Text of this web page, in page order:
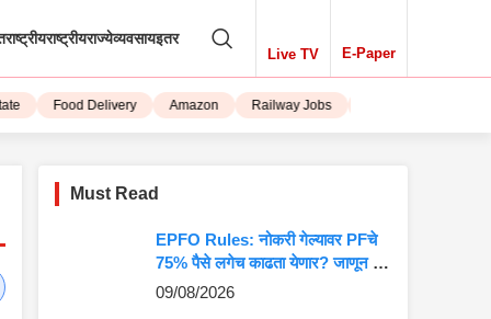
राष्ट्रीयराज्येव्यवसायइतर
Live TV E-Paper
Food Delivery Amazon Railway Jobs iPhone 15
Must Read
EPFO Rules: नोकरी गेल्यावर PFचे
75% पैसे लगेच काढता येणार? जाणून घ्या
संपूर्ण नियम
09/08/2026